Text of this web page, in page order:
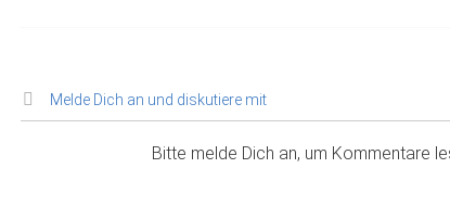
Melde Dich an und diskutiere mit
Bitte melde Dich an, um Kommentare